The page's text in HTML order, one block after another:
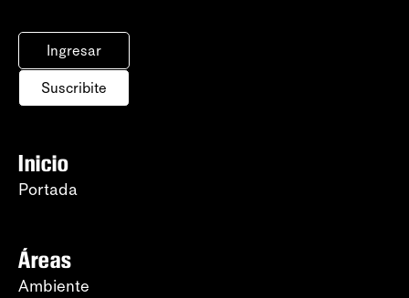
Ingresar
Suscribite
Inicio
Portada
Áreas
Ambiente